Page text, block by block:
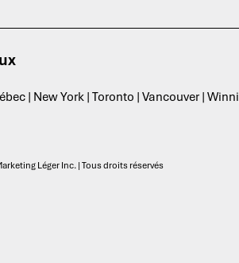
| New York | Toronto | Vancouver |
Léger Inc. | Tous droits réservés